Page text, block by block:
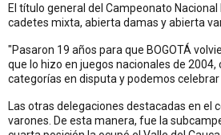
El título general del Campeonato
cadetes mixta, abierta damas y abierta
"Pasaron 19 años para que BOGOTÁ
que lo hizo en juegos nacionales de
categorías en disputa y podemos
Las otras delegaciones destacadas en el
varones. De esta manera, fue la